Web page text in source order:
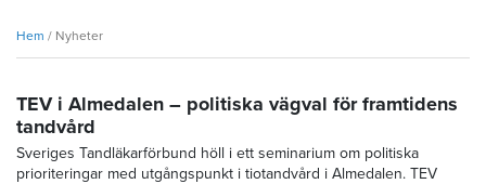
Hem / Nyheter
TEV i Almedalen – politiska vägval för framtidens
tandvård
Sveriges Tandläkarförbund höll i ett seminarium om politiska
prioriteringar med utgångspunkt i tiotandvård i Almedalen. TEV